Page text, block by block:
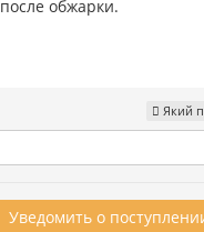
после обжарки.
Який
Уведомить о